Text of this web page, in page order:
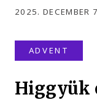
2025. DECEMBER
ADVENT
Higgyük